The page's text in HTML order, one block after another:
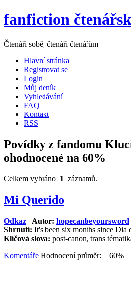
fanfiction
Čtenáři sobě, čtenáři čtenářům
Hlavní stránka
Registrovat se
Login
Můj deník
Vyhledávání
FAQ
Kontakt
RSS
Povídky z fandomu
ohodnocené na 60%
Celkem vybráno 1 záznamů.
Mi Querido
Odkaz | Autor: hopecanbeyoursword
Shrnutí: It's been six months since Dia
Klíčová slova: post-canon, trans
Komentáře Hodnocení průměr: 60%